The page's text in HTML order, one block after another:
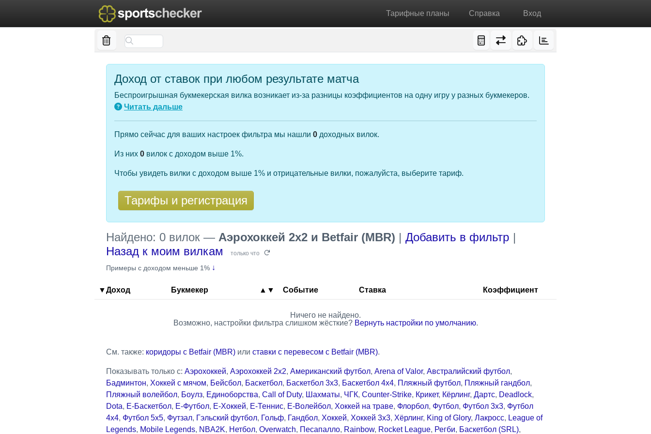
Тарифные планы Справка Вход
Доход от ставок при любом результате матча
Беспроигрышная букмекерская вилка возникает из-за разницы коэффициентов на одну игру у разных букмекеров.
Читать дальше
Прямо сейчас для ваших настроек фильтра мы нашли 0 доходных вилок.
Из них 0 вилок с доходом выше 1%.
Чтобы увидеть вилки с доходом выше 1% и отрицательные вилки, пожалуйста, выберите тариф.
Тарифы и регистрация
Найдено: 0 вилок — Аэрохоккей 2x2 и Betfair (MBR) | Добавить в фильтр |
Назад к моим вилкам
только что
Примеры с доходом меньше 1% ↓
▼Доход Букмекер ▲▼ Событие Ставка Коэффициент
Ничего не найдено.
Возможно, настройки фильтра слишком жёсткие? Вернуть настройки по умолчанию.
См. также: коридоры с Betfair (MBR) или ставки с перевесом с Betfair (MBR).
Показывать только с: Аэрохоккей, Аэрохоккей 2x2, Американский футбол, Arena of Valor, Австралийский футбол,
Бадминтон, Хоккей с мячом, Бейсбол, Баскетбол, Баскетбол 3x3, Баскетбол 4x4, Пляжный футбол, Пляжный гандбол,
Пляжный волейбол, Боулз, Единоборства, Call of Duty, Шахматы, ЧГК, Counter-Strike, Крикет, Кёрлинг, Дартс, Deadlock,
Dota, Е-Баскетбол, Е-Футбол, Е-Хоккей, Е-Теннис, Е-Волейбол, Хоккей на траве, Флорбол, Футбол, Футбол 3x3, Футбол
4x4, Футбол 5x5, Футзал, Гэльский футбол, Гольф, Гандбол, Хоккей, Хоккей 3x3, Хёрлинг, King of Glory, Лакросс, League of
Legends, Mobile Legends, NBA2K, Нетбол, Overwatch, Песапалло, Rainbow, Rocket League, Регби, Баскетбол (SRL),